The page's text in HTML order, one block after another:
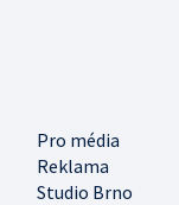
Pro média
Reklama
Studio Brno